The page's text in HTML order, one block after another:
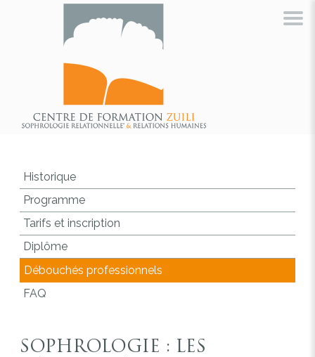
Historique
Programme
Tarifs et inscription
Diplôme
Débouchés professionnels
FAQ
SOPHROLOGIE : LES